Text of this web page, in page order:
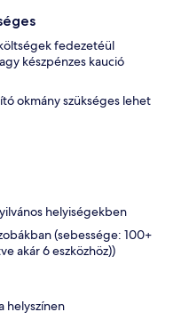
fedezetéül
készpénzes kaució
okmány szükséges lehet
helyiségekben
(sebessége: 100+
akár 6 eszközhöz))
helyszínen